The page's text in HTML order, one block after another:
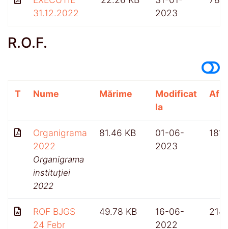
31.12.2022
2023
R.O.F.
T Nume Mărime
Modificat
la
Organigrama
2022
Organigrama
instituției
2022
81.46 KB
01-06-
2023
1810
ROF BJGS
24 Febr
49.78 KB
16-06-
2022